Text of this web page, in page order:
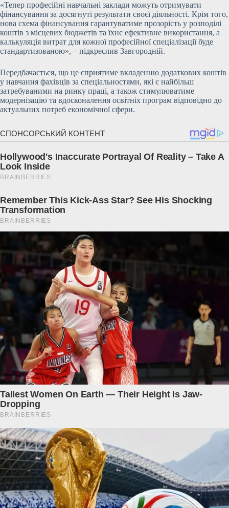
«Тепер професійні навчальні заклади можуть отримувати
фінансування за досягнуті результати своєї діяльності. Крім того,
нова схема фінансування гарантуватиме прозорість у розподілі
коштів з місцевих бюджетів та їхнє ефективне використання, а
калькуляція витрат для кожної професійної спеціалізації буде
стандартизованою», – підкреслив Завгородній.
Передбачається, що це сприятиме вкладенню додаткових коштів
у навчання фахівців за спеціальностями, які є найбільш
затребуваними на ринку праці, а також стимулюватиме
модернізацію та вдосконалення освітніх програм відповідно до
актуальних потреб економічної сфери.